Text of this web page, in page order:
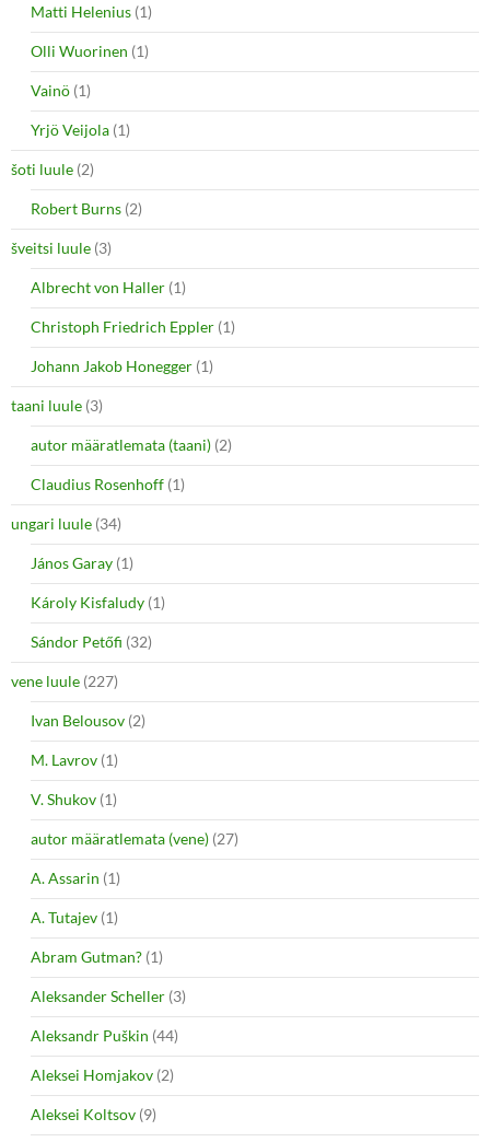
Matti Helenius (1)
Olli Wuorinen (1)
Vainö (1)
Yrjö Veijola (1)
šoti luule (2)
Robert Burns (2)
šveitsi luule (3)
Albrecht von Haller (1)
Christoph Friedrich Eppler (1)
Johann Jakob Honegger (1)
taani luule (3)
autor määratlemata (taani) (2)
Claudius Rosenhoff (1)
ungari luule (34)
János Garay (1)
Károly Kisfaludy (1)
Sándor Petőfi (32)
vene luule (227)
Ivan Belousov (2)
M. Lavrov (1)
V. Shukov (1)
autor määratlemata (vene) (27)
A. Assarin (1)
A. Tutajev (1)
Abram Gutman? (1)
Aleksander Scheller (3)
Aleksandr Puškin (44)
Aleksei Homjakov (2)
Aleksei Koltsov (9)